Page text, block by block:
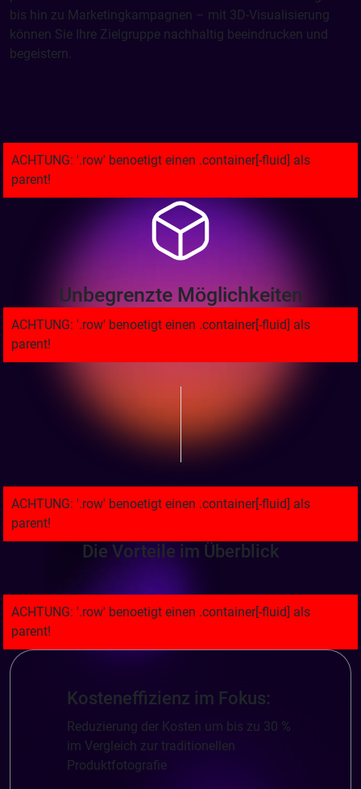
bis hin zu Marketingkampagnen – mit 3D-Visualisierung
können Sie Ihre Zielgruppe nachhaltig beeindrucken und
begeistern.
Unbegrenzte Möglichkeiten
Die Vorteile im Überblick
Kosteneffizienz im Fokus:
Reduzierung der Kosten um bis zu 30 %
im Vergleich zur traditionellen
Produktfotografie